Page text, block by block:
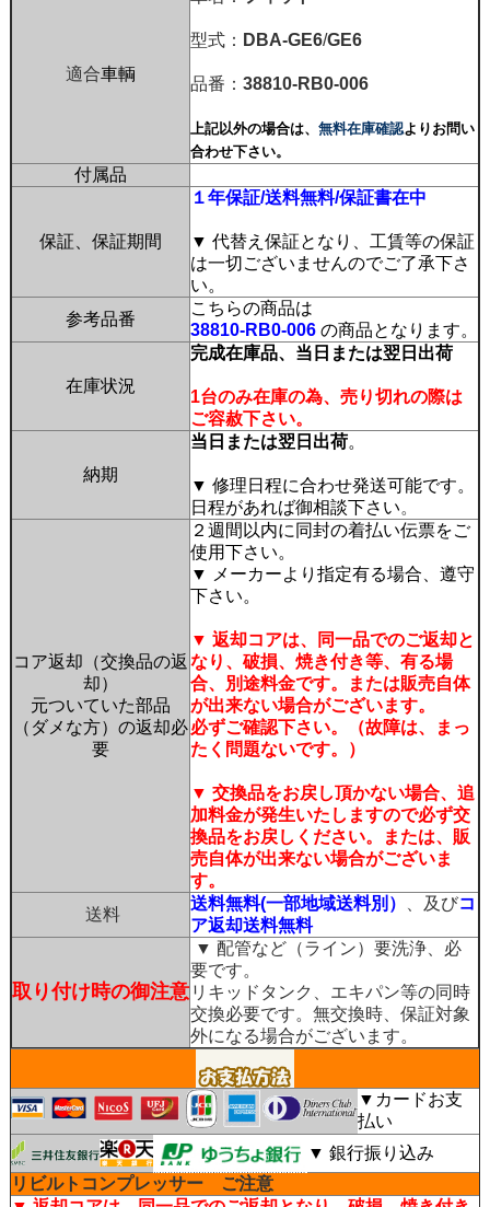
適合車輌
型式： DBA-GE6/GE6
品番： 38810-RB0-006
上記以外の場合は、 無料在庫確認よりお問い
合わせ下さい。
付属品
保証、保証期間
１年保証/送料無料/保証書在中
▼ 代替え保証となり、工賃等の保証
は一切ございませんのでご了承下さ
い。
参考品番
こちらの商品は
38810-RB0-006の商品となります。
在庫状況
完成在庫品、当日または翌日出荷
1台のみ在庫の為、売り切れの際は
ご容赦下さい。
納期
当日または翌日出荷。
▼ 修理日程に合わせ発送可能です。
日程があれば御相談下さい。
コア返却（交換品の返
却）
元ついていた部品
（ダメな方）の返却必
要
２週間以内に同封の着払い伝票をご
使用下さい。
▼ メーカーより指定有る場合、遵守
下さい。
▼ 返却コアは、同一品でのご返却と
なり、破損、焼き付き等、有る場
合、別途料金です。または販売自体
が出来ない場合がございます。
必ずご確認下さい。（故障は、まっ
たく問題ないです。）
▼ 交換品をお戻し頂かない場合、追
加料金が発生いたしますので必ず交
換品をお戻しください。または、販
売自体が出来ない場合がございま
す。
送料
送料無料(一部地域送料別） 、及びコ
ア返却送料無料
取り付け時の御注意
▼ 配管など（ライン）要洗浄、必
要です。
リキッドタンク、エキパン等の同時
交換必要です。無交換時、保証対象
外になる場合がございます。
▼カードお支
払い
▼ 銀行振り込み
リビルトコンプレッサー ご注意